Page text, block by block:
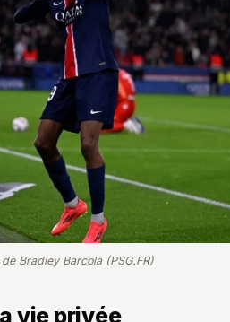
Bradley Barcola (PSG.FR)
vie privée